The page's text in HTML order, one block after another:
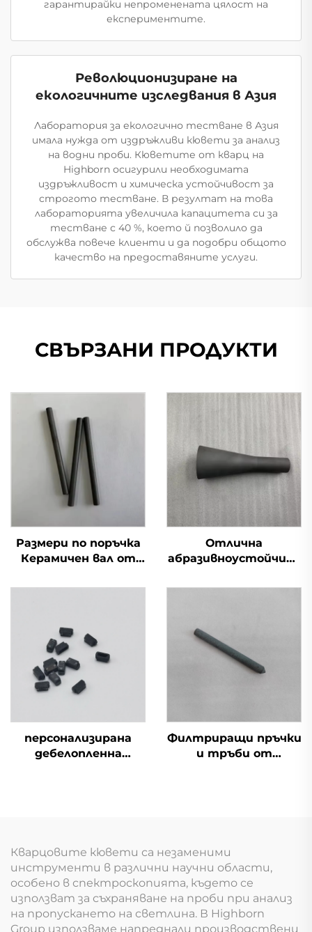
гарантирайки непроменената цялост на
експериментите.
Революционизиране на
екологичните изследвания в Азия
Лаборатория за екологично тестване в Азия
имала нужда от издръжливи кювети за анализ
на водни проби. Кюветите от кварц на
Highborn осигурили необходимата
издръжливост и химическа устойчивост за
строгото тестване. В резултат на това
лабораторията увеличила капацитета си за
тестване с 40 %, което й позволило да
обслужва повече клиенти и да подобри общото
качество на предоставяните услуги.
СВЪРЗАНИ ПРОДУКТИ
Размери по поръчка
Керамичен вал от
керамика Пръти
Отлична
абразивноустойчива
карбид и керамична
машина
персонализирана
дебелопленна
Филтриращи пръчки
и тръби от
Кварцовите кювети са незаменими
инструменти в различни научни области,
особено в спектроскопията, където се
използват за съхраняване на проби при анализ
на пропускането на светлина. В Highborn
Group използваме напреднали производствени